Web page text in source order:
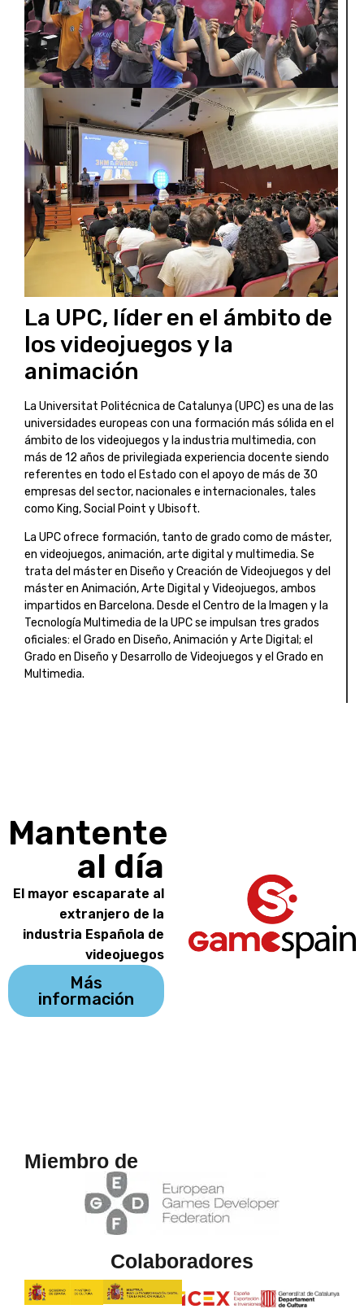
La UPC, líder en el ámbito de
los videojuegos y la
animación
La Universitat Politécnica de Catalunya (UPC) es una de las
universidades europeas con una formación más sólida en el
ámbito de los videojuegos y la industria multimedia, con
más de 12 años de privilegiada experiencia docente siendo
referentes en todo el Estado con el apoyo de más de 30
empresas del sector, nacionales e internacionales, tales
como King, Social Point y Ubisoft.
La UPC ofrece formación, tanto de grado como de máster,
en videojuegos, animación, arte digital y multimedia. Se
trata del máster en Diseño y Creación de Videojuegos y del
máster en Animación, Arte Digital y Videojuegos, ambos
impartidos en Barcelona. Desde el Centro de la Imagen y la
Tecnología Multimedia de la UPC se impulsan tres grados
oficiales: el Grado en Diseño, Animación y Arte Digital; el
Grado en Diseño y Desarrollo de Videojuegos y el Grado en
Multimedia.
Mantente
al día
El mayor escaparate al
extranjero de la
industria Española de
videojuegos
Más
información
Miembro de
Colaboradores